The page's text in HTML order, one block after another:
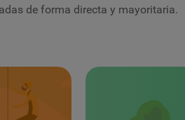
de forma directa y mayoritaria.